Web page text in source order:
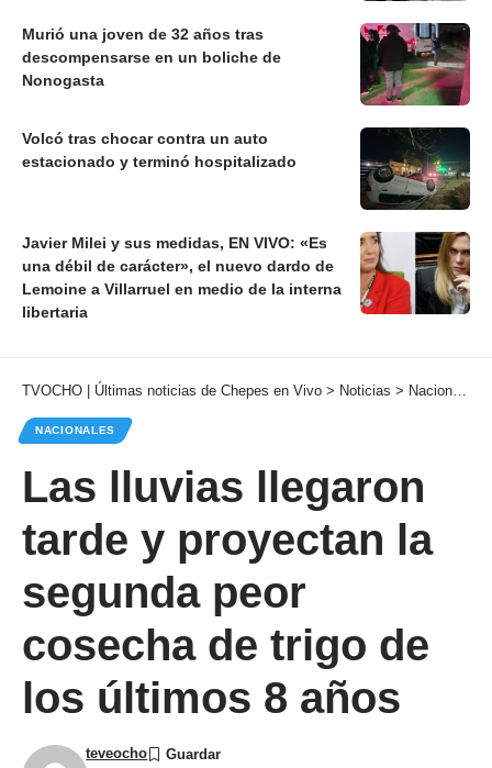
Murió una joven de 32 años tras
descompensarse en un boliche de
Nonogasta
Volcó tras chocar contra un auto
estacionado y terminó hospitalizado
Javier Milei y sus medidas, EN VIVO: «Es
una débil de carácter», el nuevo dardo de
Lemoine a Villarruel en medio de la interna
libertaria
TVOCHO | Últimas noticias de Chepes en Vivo > Noticias > Nacionales
NACIONALES
Las lluvias llegaron
tarde y proyectan la
segunda peor
cosecha de trigo de
los últimos 8 años
teveocho